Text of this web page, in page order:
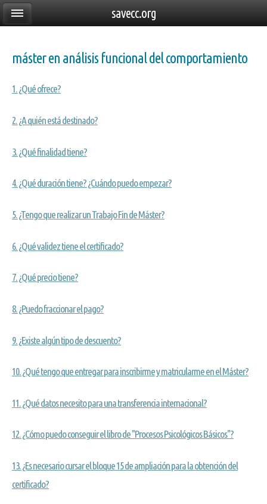
máster en análisis funcional del comportamiento
1. ¿Qué ofrece?
2. ¿A quién está destinado?
3. ¿Qué finalidad tiene?
4. ¿Qué duración tiene? ¿Cuándo puedo empezar?
5. ¿Tengo que realizar un Trabajo Fin de Máster?
6. ¿Qué validez tiene el certificado?
7. ¿Qué precio tiene?
8. ¿Puedo fraccionar el pago?
9. ¿Existe algún tipo de descuento?
10. ¿Qué tengo que entregar para inscribirme y matricularme en el Máster?
11. ¿Qué datos necesito para una transferencia internacional?
12. ¿Cómo puedo conseguir el libro de "Procesos Psicológicos Básicos"?
13. ¿Es necesario cursar el bloque 15 de ampliación para la obtención del
certificado?
savecc.org